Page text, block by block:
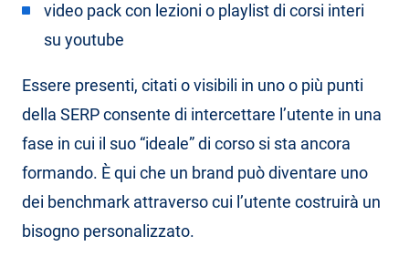
video pack con lezioni o playlist di corsi interi
su youtube
Essere presenti, citati o visibili in uno o più punti
della SERP consente di intercettare l’utente in una
fase in cui il suo “ideale” di corso si sta ancora
formando. È qui che un brand può diventare uno
dei benchmark attraverso cui l’utente costruirà un
bisogno personalizzato.